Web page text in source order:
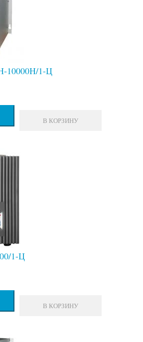
10000Н/1-Ц
В КОРЗИНУ
1-Ц
В КОРЗИНУ